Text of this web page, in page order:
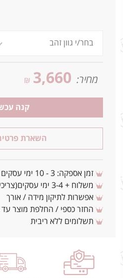
מחיר: 3,660
₪
קנה
השארת
זמן אספקה: 3 - 10 ימי עסקים מאישור העסקה
משלוח + 3-4 ימי עסקים(צריכים לפני ? צרו איתנו קשר)
אפשרות לתיקון מידה / אורך
החזר כספי / החלפת מוצר עד 14 יום
תשלומים ללא ריבית